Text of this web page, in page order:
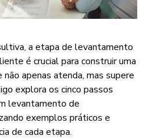
a etapa de levantamento
é crucial para construir uma
apenas atenda, mas supere
explora os cinco passos
levantamento de
exemplos práticos e
de cada etapa.